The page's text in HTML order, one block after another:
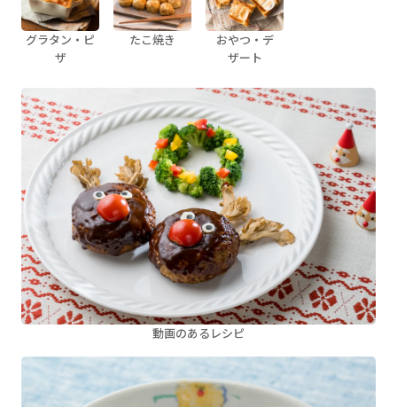
グラタン・ピ
ザ
たこ焼き
おやつ・デ
ザート
動画のあるレシピ